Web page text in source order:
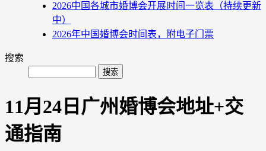
2026中国各城市婚博会开展时间一览表（持续更新
中）
2026年中国婚博会时间表，附电子门票
搜索
11月24日广州婚博会地址+交
通指南